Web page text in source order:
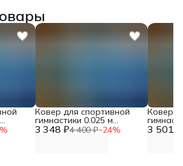
%DNN 3 348 ₽4 400 ₽−24%
Ковер для спортивной
гимнастики 0.025 м
(плотность 25 кг/м3) DNN 3 501 ₽
Ковер